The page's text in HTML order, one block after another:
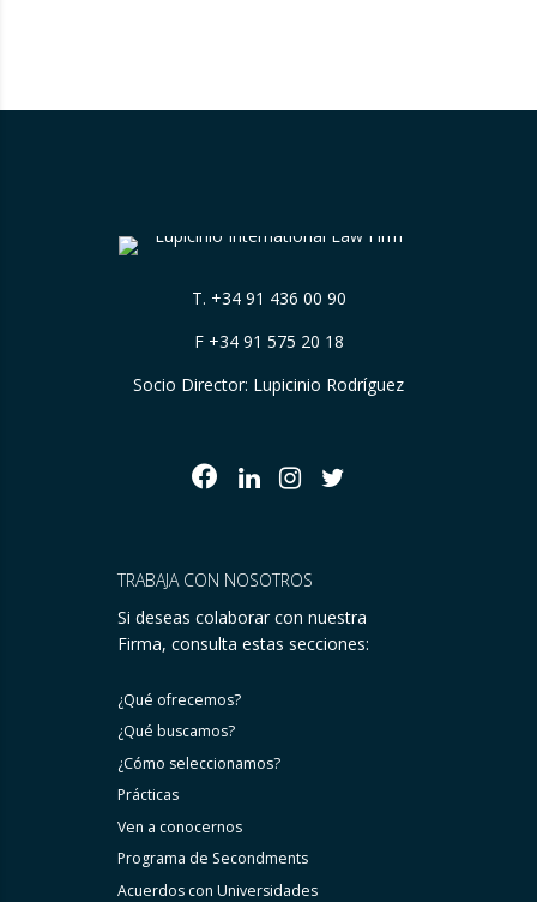
T. +34 91 436 00 90
F +34 91 575 20 18
Socio Director: Lupicinio Rodríguez
TRABAJA CON NOSOTROS
Si deseas colaborar con nuestra
Firma, consulta estas secciones:
¿Qué ofrecemos?
¿Qué buscamos?
¿Cómo seleccionamos?
Prácticas
Ven a conocernos
Programa de Secondments
Acuerdos con Universidades